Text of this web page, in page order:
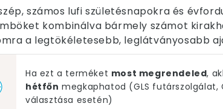
számos lufi születésnapokra és
kombinálva bármely számot
a legtökéletesebb, leglátványosabb
Ha ezt a terméket most megrendeled,
hétfőn megkaphatod (GLS futárszolgálat,
választása esetén)